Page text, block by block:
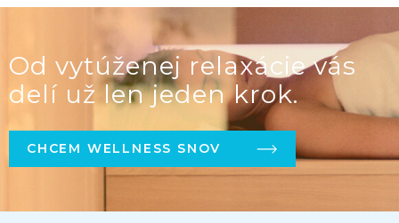
Od vytúženej relaxácie vás
delí už len jeden krok.
CHCEM WELLNESS SNOV